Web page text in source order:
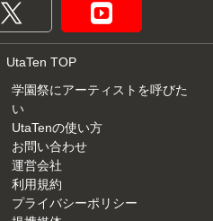
UtaTen TOP
学園祭にアーティストを呼びた
い
UtaTenの使い方
お問い合わせ
運営会社
利用規約
プライバシーポリシー